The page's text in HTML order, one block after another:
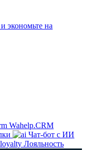
экономьте на
Wahelp.CRM
Чат-бот с ИИ
Лояльность